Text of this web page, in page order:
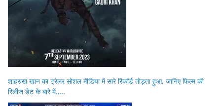
शाहरुख खान का ट्रेलर सोशल मीडिया में सारे रिकॉर्ड तोड़ता हुआ, जानिए फिल्म की
रिलीज डेट के बारे में…..